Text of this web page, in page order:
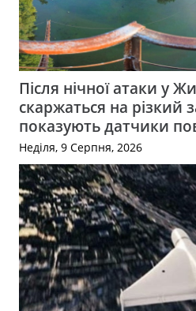
Після нічної атаки у
скаржаться на різкий
показують датчики
Неділя, 9 Серпня, 2026